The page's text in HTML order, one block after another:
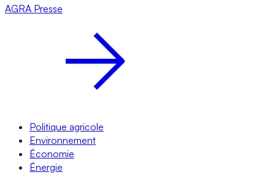
AGRA Presse
Politique agricole
Environnement
Économie
Énergie